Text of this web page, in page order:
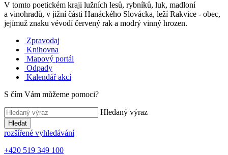
V tomto poetickém kraji lužních lesů, rybníků, luk, madloní
a vinohradů, v jižní části Hanáckého Slovácka, leží Rakvice - obec,
jejímuž znaku vévodí červený rak a modrý vinný hrozen.
Zpravodaj
Knihovna
Mapový portál
Odpady
Kalendář akcí
S čím Vám můžeme pomoci?
Hledaný výraz
Hledat
rozšířené vyhledávání
+420 519 349 100